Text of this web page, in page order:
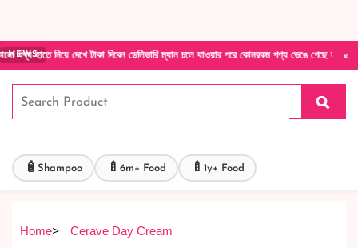
×
NEWSটাকা দিবেন ডেলিভারি ম্যান চলে যাওয়ার পরে কোনরকম পণ্য ভেঙে গেছে নষ্ট খারাপ ডেট
🧴 Shampoo 🍼 6m+ Food 🍼 1y+ Food
Home> Cerave Day Cream